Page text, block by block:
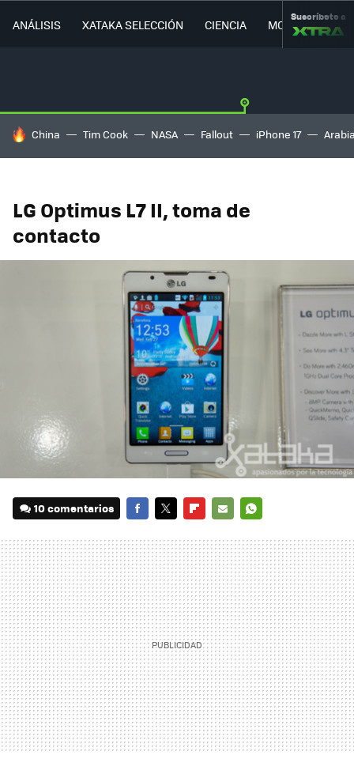
ANÁLISIS XATAKA SELECCIÓN CIENCIA MOVILIDAD
Suscríbete a
HOY SE HABLA DE
China Tim Cook NASA Fallout iPhone 17
LG Optimus L7 II, toma de
contacto
10 comentarios
MAIL